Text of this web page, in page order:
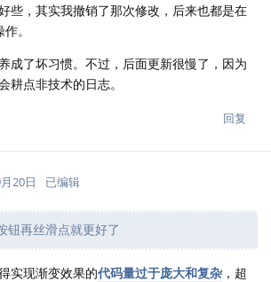
些，其实我撤销了那次修改，后来也都是在
。
成了坏习惯。不过，后面更新很慢了，因为
耕点非技术的日志。
回复
20日 已编辑
钮再丝滑点就更好了
实现渐变效果的代码量过于庞大和复杂 ，超